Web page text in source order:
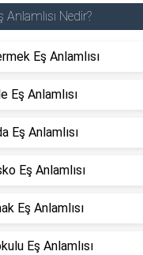
Anlamlısı Nedir?
Eş Anlamlısı
Eş Anlamlısı
Eş Anlamlısı
Eş Anlamlısı
Eş Anlamlısı
Eş Anlamlısı